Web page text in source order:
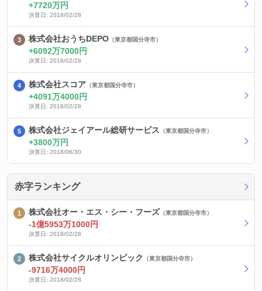
7720万円
決算日: 2018/02/28
株式会社おうちDEPO （東京都国分寺市）
6092万7000円
決算日: 2018/02/28
株式会社スコア （東京都国分寺市）
4091万4000円
決算日: 2018/02/28
株式会社ジェイアール総研サービス （東京都国分寺市）
3800万円
決算日: 2018/06/30
赤字ランキング
株式会社オー・エス・シー・フーズ （東京都国分寺市）
-1億5953万1000円
決算日: 2018/02/28
株式会社サイクルオリンピック （東京都国分寺市）
-9716万4000円
決算日: 2018/02/28